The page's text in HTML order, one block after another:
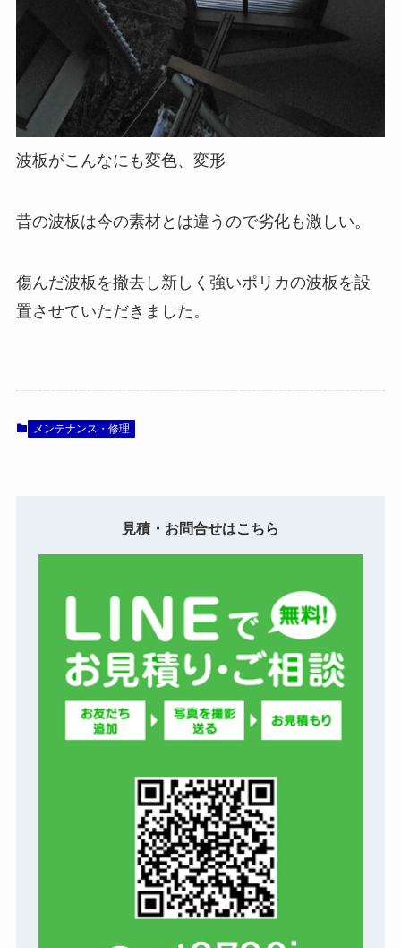
波板がこんなにも変色、変形
昔の波板は今の素材とは違うので劣化も激しい。
傷んだ波板を撤去し新しく強いポリカの波板を設
置させていただきました。
メンテナンス・修理
見積・お問合せはこちら